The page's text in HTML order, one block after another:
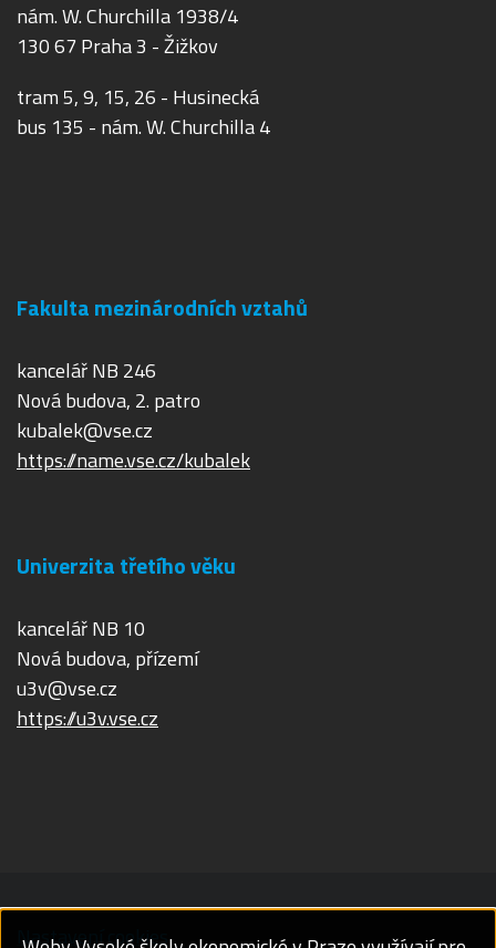
nám. W. Churchilla 1938/4
130 67 Praha 3 - Žižkov
tram 5, 9, 15, 26 - Husinecká
bus 135 - nám. W. Churchilla 4
Fakulta mezinárodních vztahů
kancelář NB 246
Nová budova, 2. patro
kubalek@vse.cz
https://name.vse.cz/kubalek
Univerzita třetího věku
kancelář NB 10
Nová budova, přízemí
u3v@vse.cz
https://u3v.vse.cz
Nastavení cookies